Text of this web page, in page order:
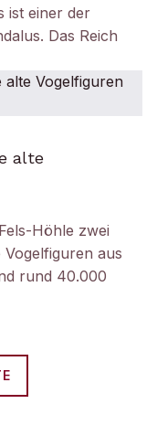
ist einer der
Das Reich
alte
Höhle zwei
aus
rund 40.000